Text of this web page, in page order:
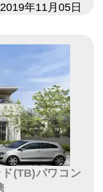
2019年11月05日
(TB)パワコン